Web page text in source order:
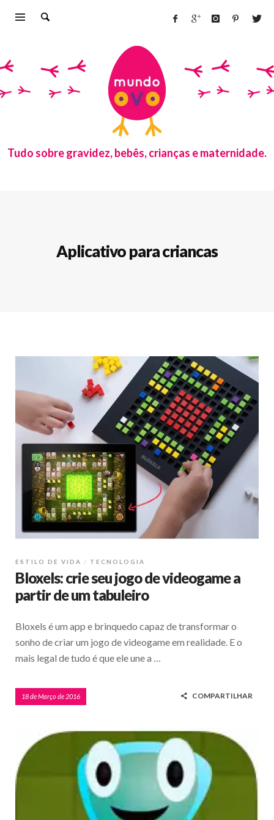
Tudo sobre gravidez, bebês, crianças e maternidade.
Aplicativo para criancas
ESTILO DE VIDA TECNOLOGIA
Bloxels: crie seu jogo de videogame a
partir de um tabuleiro
Bloxels é um app e brinquedo capaz de transformar o
sonho de criar um jogo de videogame em realidade. E o
mais legal de tudo é que ele une a …
18 de Março de 2016 COMPARTILHAR